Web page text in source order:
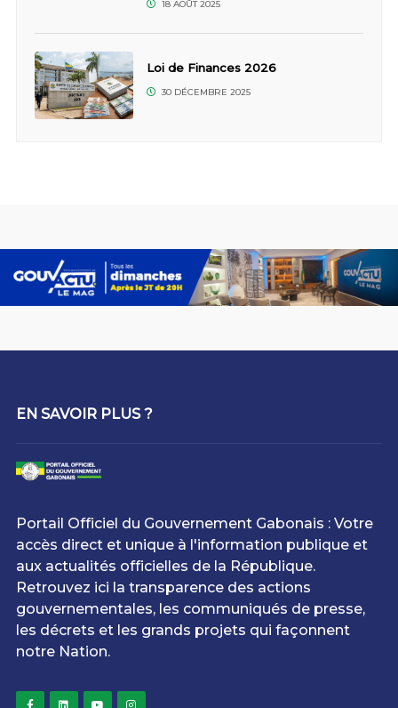
18 AOÛT 2025
Loi de Finances 2026
30 DÉCEMBRE 2025
EN SAVOIR PLUS ?
Portail Officiel du Gouvernement Gabonais : Votre
accès direct et unique à l'information publique et
aux actualités officielles de la République.
Retrouvez ici la transparence des actions
gouvernementales, les communiqués de presse,
les décrets et les grands projets qui façonnent
notre Nation.